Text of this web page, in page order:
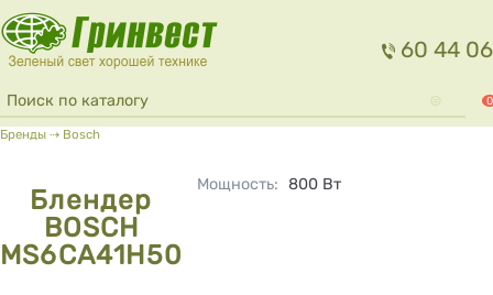
Перейти к основному содержанию
60 44 06
Форма поиска
Поиск 0
Вы здесь
Бренды ⇢ Bosch
Блендер
BOSCH
MS6CA41H50
Мощность: 800 Вт